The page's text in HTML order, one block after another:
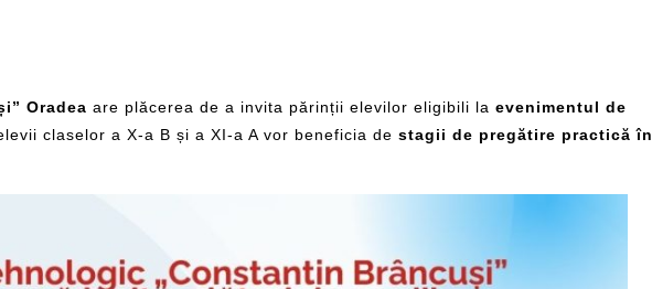
Oradea are plăcerea de a invita părinții elevilor eligibili la evenimentul de
claselor a X-a B și a XI-a A vor beneficia de stagii de pregătire practică în